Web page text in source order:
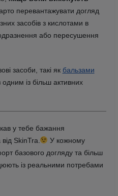
перевантажувати догляд
засобів з кислотами в
або пересушення
засоби, такі як бальзами
одним із більш активних
у тебе бажання
SkinTra.
У кожному
базового догляду та більш
із реальними потребами